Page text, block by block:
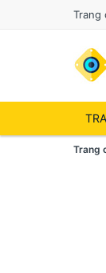
Trang
Trang